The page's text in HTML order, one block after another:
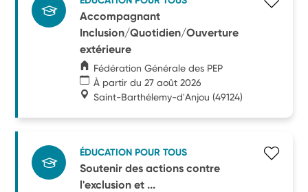
Accompagnant
Inclusion/Quotidien/Ouverture
extérieure
Fédération Générale des PEP
À partir du 27 août 2026
Saint-Barthélemy-d'Anjou (49124)
ÉDUCATION POUR TOUS
Soutenir des actions contre
l'exclusion et ...